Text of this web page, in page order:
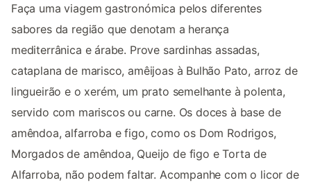
Faça uma viagem gastronómica pelos diferentes
sabores da região que denotam a herança
mediterrânica e árabe. Prove sardinhas assadas,
cataplana de marisco, amêijoas à Bulhão Pato, arroz de
lingueirão e o xerém, um prato semelhante à polenta,
servido com mariscos ou carne. Os doces à base de
amêndoa, alfarroba e figo, como os Dom Rodrigos,
Morgados de amêndoa, Queijo de figo e Torta de
Alfarroba, não podem faltar. Acompanhe com o licor de